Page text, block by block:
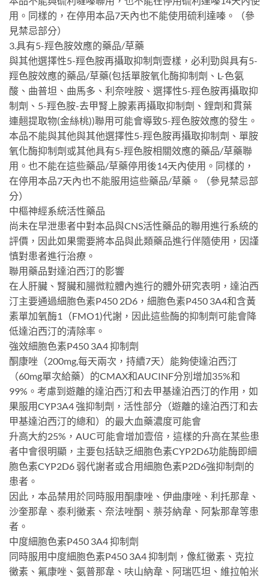
用。同樣的，在停用本品7天內也不能使用硫利達嗪。（參
見禁忌部分）
3.具有5-羥色胺效應的藥品/草藥
與其他選擇性5-羥色胺再攝取抑制劑壹樣，必利勁與具有5-
羥色胺效應的藥品/草藥(包括單胺氧化酶抑制劑、L-色氨
酸、曲普坦、曲馬多、利奈唑胺、選擇性5-羥色胺再攝取抑
制劑、5-羥色胺-去甲腎上腺素再攝取抑制劑、鋰劑和貫葉
連翹提取物(金絲桃))聯用可能會導致5-羥色胺效應的發生。
本品不能與其他與其他選擇性5-羥色胺再攝取抑制劑、單胺
氧化酶抑制劑或其他具有5-羥色胺相關效應的藥品/草藥聯
用。也不能在這些藥品/草藥停用後14天內使用。同樣的，
在停用本品7天內也不能服用這些藥品/草藥。（參見禁忌部
分）
中樞神經系統活性藥品
尚未在早泄患者中對本品與CNS活性藥品的聯用進行系統的
評價，因此如果需要將本品與此類藥品進行伴隨使用，因謹
慎對患者進行治療。
聯用藥品對達泊西汀的影響
在人肝臟、腎臟和腸微粒體內進行的體外研究表明，達泊西
汀主要通過細胞色素P450 2D6，細胞色素P450 3A4和含黃
素單加氧酶1（FMO1)代謝，因此這些酶的抑制劑可能會降
低達泊西汀的清除率。
強效細胞色素P450 3A4 抑制劑
酮康唑（200mg,每天兩次，持續7天）能夠使達泊西汀
（60mg單次給藥）的CMAX和AUCINF分別增加35%和
99%。考慮到遊離的達泊西汀和去甲基達泊西汀的作用，如
果服用CYP3A4 強抑制劑，活性部分（遊離的達泊西汀和去
甲基達泊西汀的總和）的最大血藥濃度可能會
升高大約25%，AUC可能會增加壹倍，這樣的升高在某些患
者中會很明顯，主要包括缺乏細胞色素CYP2D6功能酶即細
胞色素CYP2D6 弱代謝者或合用細胞色素P2D6強抑制劑的
患者。
因此，本品禁用於同時服用酮康唑、伊曲康唑、利托那韋、
沙奎那韋、泰利黴素、奈法唑酮、萘芬納韋、阿紮那韋等患
者。
中度細胞色素P450 3A4 抑制劑
同時服用中度細胞色素P450 3A4 抑制劑，像紅黴素、克拉
黴素、氟康唑、氨普那韋、呋山納韋、阿瑞匹坦、維拉帕米